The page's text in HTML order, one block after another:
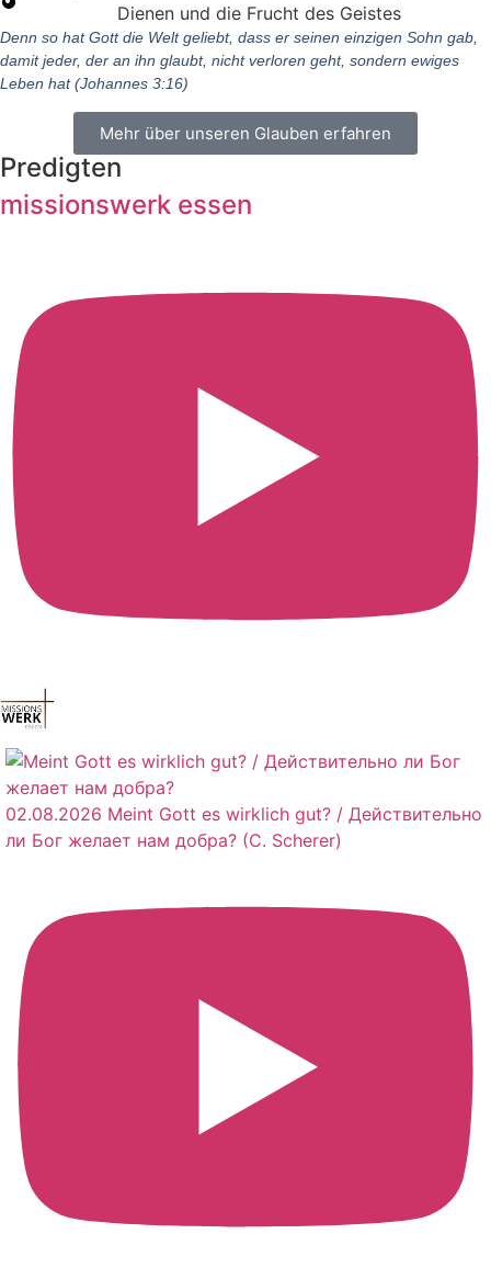
Dienen und die Frucht des Geistes
Denn so hat Gott die Welt geliebt, dass er seinen einzigen Sohn gab,
damit jeder, der an ihn glaubt, nicht verloren geht, sondern ewiges
Leben hat (Johannes 3:16)
Mehr über unseren Glauben erfahren
Predigten
missionswerk essen
02.08.2026 Meint Gott es wirklich gut? / Действительно
ли Бог желает нам добра? (C. Scherer)